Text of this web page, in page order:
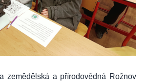
zemědělská a přírodovědná Rožnov